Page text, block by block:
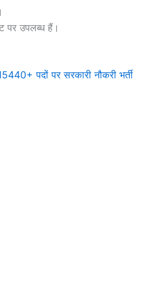
पर उपलब्ध हैं।
पदों पर सरकारी नौकरी भर्ती